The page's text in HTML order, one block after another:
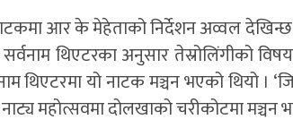
आर के मेहेताको निर्देशन अव्वल
थिएटरका अनुसार तेस्रोलिंगीको
थिएटरमा यो नाटक मञ्चन भएको थियो ।
महोत्सवमा दोलखाको चरीकोटमा मञ्चन